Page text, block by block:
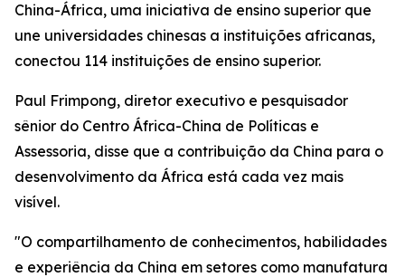
China-África, uma iniciativa de ensino superior que
une universidades chinesas a instituições africanas,
conectou 114 instituições de ensino superior.
Paul Frimpong, diretor executivo e pesquisador
sênior do Centro África-China de Políticas e
Assessoria, disse que a contribuição da China para o
desenvolvimento da África está cada vez mais
visível.
"O compartilhamento de conhecimentos, habilidades
e experiência da China em setores como manufatura